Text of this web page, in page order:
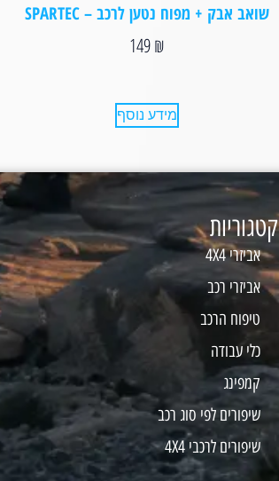
שואב אבק + מפוח נטען לרכב – SPARTEC
149₪
מידע נוסף
קטגוריות
אביזרי 4X4
אביזרי רכב
טיפוח הרכב
כלי עבודה
קמפינג
שיפורים לפי סוג רכב
שיפורים לרכבי 4X4